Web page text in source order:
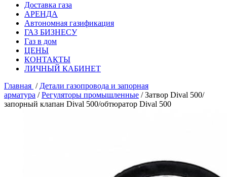
Доставка газа
АРЕНДА
Автономная газификация
ГАЗ БИЗНЕСУ
Газ в дом
ЦЕНЫ
КОНТАКТЫ
ЛИЧНЫЙ КАБИНЕТ
Главная / Детали газопровода и запорная
арматура /Регуляторы промышленные /Затвор Dival 500/
запорный клапан Dival 500/обтюратор Dival 500